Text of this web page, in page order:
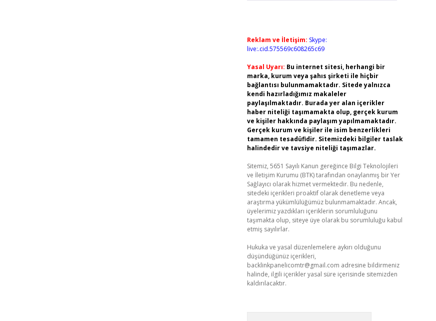
Reklam ve İletişim: Skype:
live:.cid.575569c608265c69
Yasal Uyarı: Bu internet sitesi, herhangi bir
marka, kurum veya şahıs şirketi ile hiçbir
bağlantısı bulunmamaktadır. Sitede yalnızca
kendi hazırladığımız makaleler
paylaşılmaktadır. Burada yer alan içerikler
haber niteliği taşımamakta olup, gerçek kurum
ve kişiler hakkında paylaşım yapılmamaktadır.
Gerçek kurum ve kişiler ile isim benzerlikleri
tamamen tesadüfidir. Sitemizdeki bilgiler taslak
halindedir ve tavsiye niteliği taşımazlar.
Sitemiz, 5651 Sayılı Kanun gereğince Bilgi Teknolojileri
ve İletişim Kurumu (BTK) tarafından onaylanmış bir Yer
Sağlayıcı olarak hizmet vermektedir. Bu nedenle,
sitedeki içerikleri proaktif olarak denetleme veya
araştırma yükümlülüğümüz bulunmamaktadır. Ancak,
üyelerimiz yazdıkları içeriklerin sorumluluğunu
taşımakta olup, siteye üye olarak bu sorumluluğu kabul
etmiş sayılırlar.
Hukuka ve yasal düzenlemelere aykırı olduğunu
düşündüğünüz içerikleri,
backlinkpanelicomtr@gmail.com adresine bildirmeniz
halinde, ilgili içerikler yasal süre içerisinde sitemizden
kaldırılacaktır.